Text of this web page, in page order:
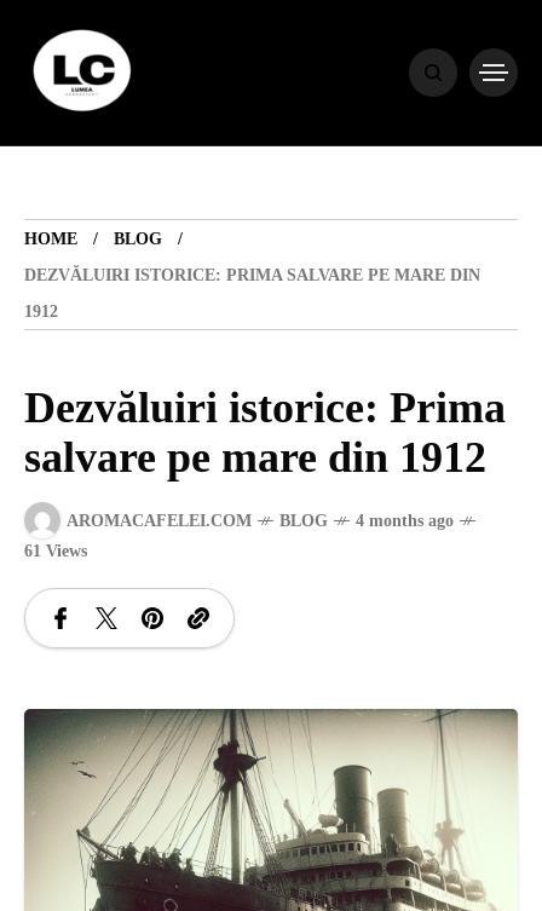
HOME
BLOG
DEZVĂLUIRI ISTORICE: PRIMA SALVARE PE MARE DIN
1912
Dezvăluiri istorice: Prima
salvare pe mare din 1912
AROMACAFELEI.COM BLOG
4 months ago
61 Views
HOME
BLOG
HOROSCOP
ENGLISH
CONTENT
TRAVEL
SANATATE
SI
INGRIJIRE
ISTORIE